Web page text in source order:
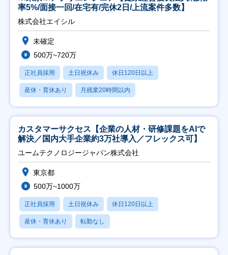
率5%/面接一回/在宅有/完休2日/上流案件多数】
株式会社エイシル
未確定
500万~720万
正社員採用 土日祝休み 休日120日以上
産休・育休あり 月残業20時間以内
カスタマーサクセス【企業の人材・研修課題をAIで
解決／国内大手企業約3万社導入／フレックス可】
ユームテクノロジージャパン株式会社
東京都
500万~1000万
正社員採用 土日祝休み 休日120日以上
産休・育休あり 転勤なし